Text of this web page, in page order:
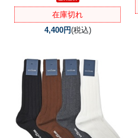
在庫切れ
4,400円(税込)